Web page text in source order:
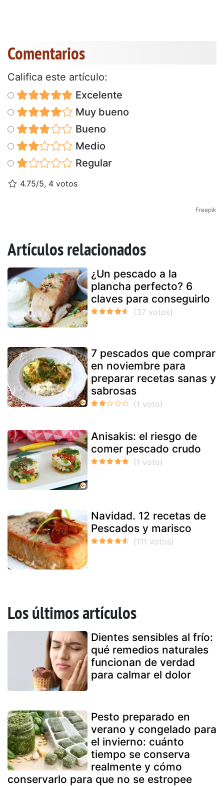
Comentarios
Califica este artículo:
Excelente
Muy bueno
Bueno
Medio
Regular
4.75/5, 4 votos
Freepik
Artículos relacionados
¿Un pescado a la
plancha perfecto? 6
claves para conseguirlo
7 pescados que comprar
en noviembre para
preparar recetas sanas y
sabrosas
Anisakis: el riesgo de
comer pescado crudo
Navidad. 12 recetas de
Pescados y marisco
Los últimos artículos
Dientes sensibles al frío:
qué remedios naturales
funcionan de verdad
para calmar el dolor
Pesto preparado en
verano y congelado para
el invierno: cuánto
tiempo se conserva
realmente y cómo
conservarlo para que no se estropee